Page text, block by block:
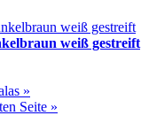
weiß gestreift
»
Seite »